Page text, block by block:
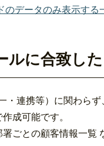
のデータのみ表示する
ルに合致し
連携等）に関わら
成可能です。
ごとの顧客情報一覧